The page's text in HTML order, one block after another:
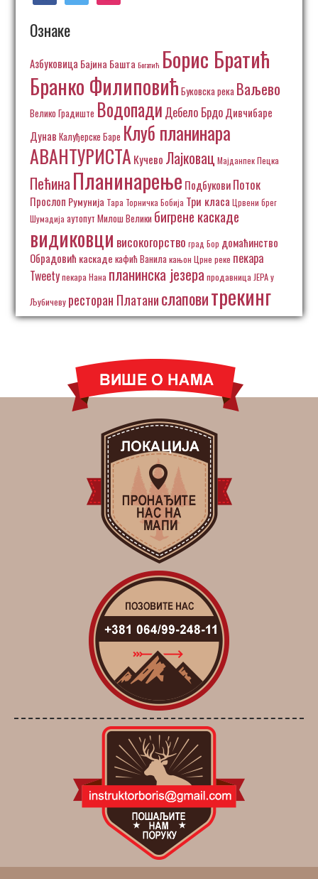
Ознаке
Азбуковица Бајина Башта Богатић Борис Братић
Бранко Филиповић Буковска река Ваљево
Велико Градиште Водопади Дебело БрдоДивчибаре
Дунав Калуђерске Баре Клуб планинара
АВАНТУРИСТА Кучево Лајковац Мајданпек Пецка
Пећина Планинарење ПодбуковиПоток
Прослоп Румунија Тара Торничка Бобија Три класа Црвени брег
Шумадија аутопут Милош Велики бигрене каскаде
видиковци високогорство град Бор домаћинство
Обрадовић каскаде кафић Ванила кањон Црне реке пекара
Tweetyпекара Нана планинска језера продавница ЈЕРА у
Љубичеву ресторан Платанислаповитрекинг